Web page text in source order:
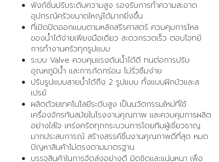
ฟังก์ชั่นปรับระดับความสูง รองรับการทำความสะอาด
อุปกรณ์ครัวขนาดใหญ่ได้มากยิ่งขึ้น
ที่เปิดปิดออกแบบตามหลักสรีรศาสตร์ ควบคุมการไหล
ของน้ำได้ง่ายเพียงมือเดียว สะดวกรวดเร็ว ตอบโจทย์
การทำงานครัวทุกรูปแบบ
ระบบ Valve ควบคุมแรงดันน้ำได้ดี ทนต่อการปรับ
อุณหภูมิน้ำ และการกัดกร่อน ไม่รั่วซึมง่าย
ปรับรูปแบบสายนํ้าได้ถึง 2 รูปแบบ ทั้งแบบฝักบัวและส
เปรย์
ผลิตด้วยเทคโนโลยีระดับสูง เป็นนวัตกรรมใหม่ที่ใช้
เครื่องจักรทันสมัยในโรงงานคุณภาพ และควบคุมการผลิต
อย่างใส่ใจ เคร่งครัดทุกกระบวนการโดยทีมผู้เชี่ยวชาญ
มากประสบการณ์ สร้างสรรค์ชิ้นงานคุณภาพดีที่สุด หมด
ปัญหาสินค้าไม่ตรงตามมาตรฐาน
บรรจุสินค้าในการจัดส่งอย่างดี มิดชิดและแน่นหนา เพื่อ